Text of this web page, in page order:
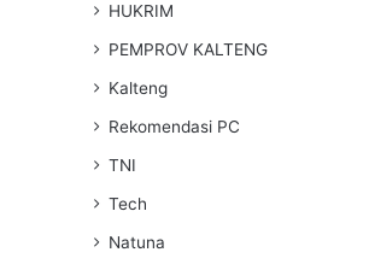
HUKRIM
PEMPROV KALTENG
Kalteng
Rekomendasi PC
TNI
Tech
Natuna